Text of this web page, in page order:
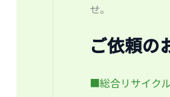
せ。
ご依頼の
■総合リサイクル